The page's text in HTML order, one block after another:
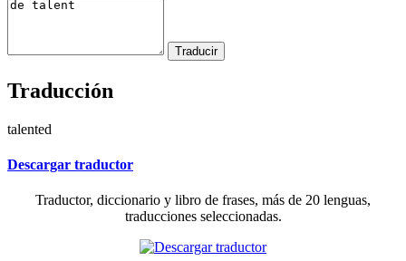
Traducción
talented
Descargar traductor
Traductor, diccionario y libro de frases, más de 20 lenguas,
traducciones seleccionadas.